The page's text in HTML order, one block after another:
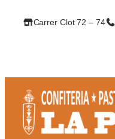
Carrer Clot 72 – 74